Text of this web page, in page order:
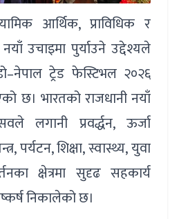
आर्थिक, प्राविधिक र
उचाइमा पुर्याउने उद्देश्यले
ट्रेड फेस्टिभल २०२६
छ। भारतको राजधानी नयाँ
लगानी प्रवर्द्धन, ऊर्जा
पर्यटन, शिक्षा, स्वास्थ्य, युवा
क्षेत्रमा सुदृढ सहकार्य
निकालेको छ।